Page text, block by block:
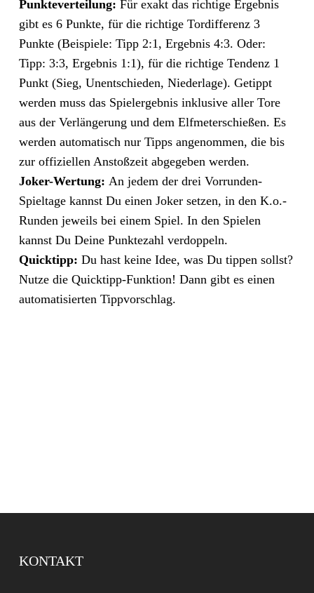
Punkteverteilung: Für exakt das richtige Ergebnis
gibt es 6 Punkte, für die richtige Tordifferenz 3
Punkte (Beispiele: Tipp 2:1, Ergebnis 4:3. Oder:
Tipp: 3:3, Ergebnis 1:1), für die richtige Tendenz 1
Punkt (Sieg, Unentschieden, Niederlage). Getippt
werden muss das Spielergebnis inklusive aller Tore
aus der Verlängerung und dem Elfmeterschießen. Es
werden automatisch nur Tipps angenommen, die bis
zur offiziellen Anstoßzeit abgegeben werden.
Joker-Wertung: An jedem der drei Vorrunden-
Spieltage kannst Du einen Joker setzen, in den K.o.-
Runden jeweils bei einem Spiel. In den Spielen
kannst Du Deine Punktezahl verdoppeln.
Quicktipp: Du hast keine Idee, was Du tippen sollst?
Nutze die Quicktipp-Funktion! Dann gibt es einen
automatisierten Tippvorschlag.
KONTAKT